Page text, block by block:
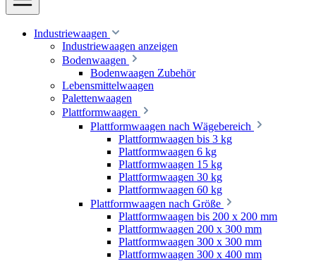
Industriewaagen
Industriewaagen anzeigen
Bodenwaagen
Bodenwaagen Zubehör
Lebensmittelwaagen
Palettenwaagen
Plattformwaagen
Plattformwaagen nach Wägebereich
Plattformwaagen bis 3 kg
Plattformwaagen 6 kg
Plattformwaagen 15 kg
Plattformwaagen 30 kg
Plattformwaagen 60 kg
Plattformwaagen nach Größe
Plattformwaagen bis 200 x 200 mm
Plattformwaagen 200 x 300 mm
Plattformwaagen 300 x 300 mm
Plattformwaagen 300 x 400 mm